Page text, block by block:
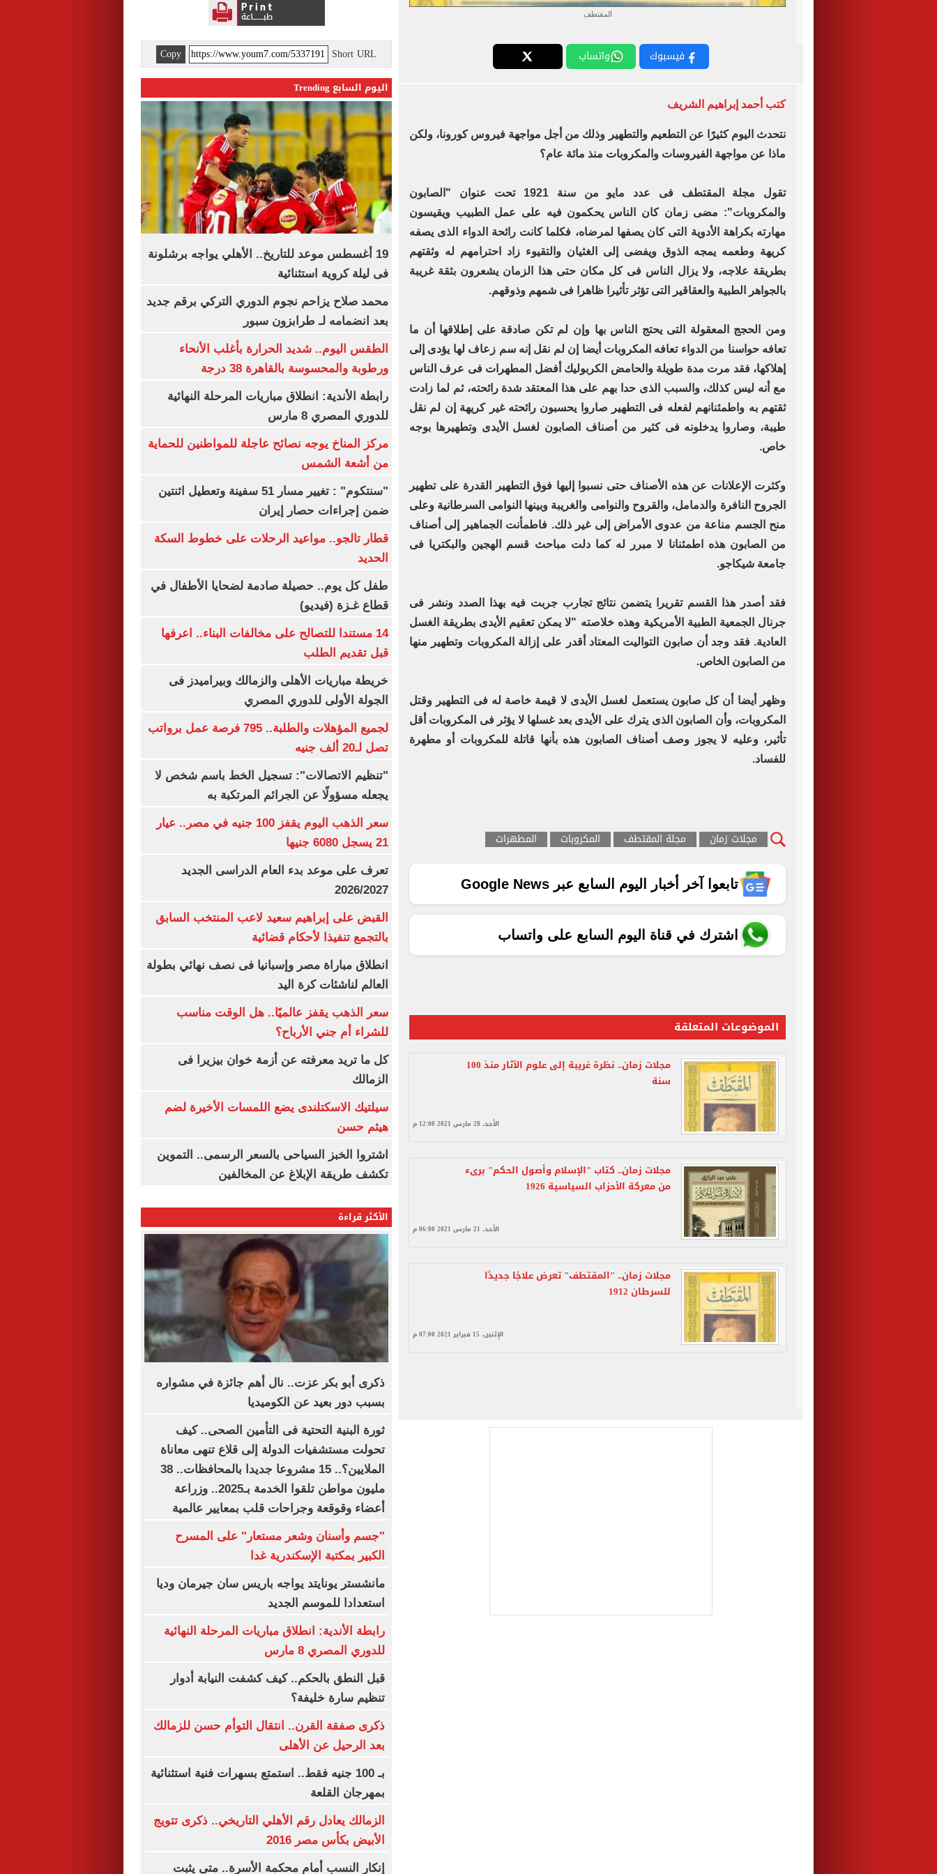
المقتطف
فيسبوك واتساب
كتب أحمد إبراهيم الشريف
نتحدث اليوم كثيرًا عن التطعيم والتطهير وذلك من أجل مواجهة فيروس كورونا، ولكن
ماذا عن مواجهة الفيروسات والمكروبات منذ مائة عام؟
تقول مجلة المقتطف فى عدد مايو من سنة 1921 تحت عنوان "الصابون
والمكروبات": مضى زمان كان الناس يحكمون فيه على عمل الطبيب ويقيسون
مهارته بكراهة الأدوية التى كان يصفها لمرضاه، فكلما كانت رائحة الدواء الذى يصفه
كريهة وطعمه يمجه الذوق ويفضى إلى الغثيان والتقيوء زاد احترامهم له وثقتهم
بطريقة علاجه، ولا يزال الناس فى كل مكان حتى هذا الزمان يشعرون بثقة غريبة
بالجواهر الطبية والعقاقير التى تؤثر تأثيرا ظاهرا فى شمهم وذوقهم.
ومن الحجج المعقولة التى يحتج الناس بها وإن لم تكن صادقة على إطلاقها أن ما
تعافه حواسنا من الدواء تعافه المكروبات أيضا إن لم نقل إنه سم زعاف لها يؤدى إلى
إهلاكها، فقد مرت مدة طويلة والحامض الكربوليك أفضل المطهرات فى عرف الناس
مع أنه ليس كذلك، والسبب الذى حدا بهم على هذا المعتقد شدة رائحته، ثم لما زادت
ثقتهم به واطمئنانهم لفعله فى التطهير صاروا يحسبون رائحته غير كريهة إن لم نقل
طيبة، وصاروا يدخلونه فى كثير من أصناف الصابون لغسل الأيدى وتطهيرها بوجه
خاص.
وكثرت الإعلانات عن هذه الأصناف حتى نسبوا إليها فوق التطهير القدرة على تطهير
الجروح النافرة والدمامل، والقروح والنوامى والغريبة وبينها النوامى السرطانية وعلى
منح الجسم مناعة من عدوى الأمراض إلى غير ذلك. فاطمأنت الجماهير إلى أصناف
من الصابون هذه اطمئنانا لا مبرر له كما دلت مباحث قسم الهجين والبكتريا فى
جامعة شيكاجو.
فقد أصدر هذا القسم تقريرا يتضمن نتائج تجارب جربت فيه بهذا الصدد ونشر فى
جرنال الجمعية الطبية الأمريكية وهذه خلاصته "لا يمكن تعقيم الأيدى بطريقة الغسل
العادية. فقد وجد أن صابون التواليت المعتاد أقدر على إزالة المكروبات وتطهير منها
من الصابون الخاص.
وظهر أيضا أن كل صابون يستعمل لغسل الأيدى لا قيمة خاصة له فى التطهير وقتل
المكروبات، وأن الصابون الذى يترك على الأيدى بعد غسلها لا يؤثر فى المكروبات أقل
تأثير، وعليه لا يجوز وصف أصناف الصابون هذه بأنها قاتلة للمكروبات أو مطهرة
للفساد.
مجلات زمان مجلة المقتطف المكروبات المطهرات
تابعوا آخر أخبار اليوم السابع عبر Google News
اشترك في قناة اليوم السابع على واتساب
الموضوعات المتعلقة
مجلات زمان.. نظرة غريبة إلى علوم الآثار منذ 100
سنة
الأحد، 28 مارس 2021 12:00 م
مجلات زمان.. كتاب "الإسلام وأصول الحكم" برىء
من معركة الأحزاب السياسية 1926
الأحد، 21 مارس 2021 06:00 م
مجلات زمان.. "المقتطف" تعرض علاجًا جديدًا
للسرطان 1912
الإثنين، 15 فبراير 2021 07:00 م
Short URL
Copy
اليوم السابع Trending
19 أغسطس موعد للتاريخ.. الأهلي يواجه برشلونة
فى ليلة كروية استثنائية
محمد صلاح يزاحم نجوم الدوري التركي برقم جديد
بعد انضمامه لـ طرابزون سبور
الطقس اليوم.. شديد الحرارة بأغلب الأنحاء
ورطوبة والمحسوسة بالقاهرة 38 درجة
رابطة الأندية: انطلاق مباريات المرحلة النهائية
للدوري المصري 8 مارس
مركز المناخ يوجه نصائح عاجلة للمواطنين للحماية
من أشعة الشمس
"سنتكوم" : تغيير مسار 51 سفينة وتعطيل اثنتين
ضمن إجراءات حصار إيران
قطار تالجو.. مواعيد الرحلات على خطوط السكة
الحديد
طفل كل يوم.. حصيلة صادمة لضحايا الأطفال في
قطاع غـزة (فيديو)
14 مستندا للتصالح على مخالفات البناء.. اعرفها
قبل تقديم الطلب
خريطة مباريات الأهلى والزمالك وبيراميدز فى
الجولة الأولى للدوري المصري
لجميع المؤهلات والطلبة.. 795 فرصة عمل برواتب
تصل لـ20 ألف جنيه
"تنظيم الاتصالات": تسجيل الخط باسم شخص لا
يجعله مسؤولًا عن الجرائم المرتكبة به
سعر الذهب اليوم يقفز 100 جنيه في مصر.. عيار
21 يسجل 6080 جنيها
تعرف على موعد بدء العام الدراسى الجديد
2026/2027
القبض على إبراهيم سعيد لاعب المنتخب السابق
بالتجمع تنفيذا لأحكام قضائية
انطلاق مباراة مصر وإسبانيا فى نصف نهائي بطولة
العالم لناشئات كرة اليد
سعر الذهب يقفز عالميًا.. هل الوقت مناسب
للشراء أم جني الأرباح؟
كل ما تريد معرفته عن أزمة خوان بيزيرا فى
الزمالك
سيلتيك الاسكتلندى يضع اللمسات الأخيرة لضم
هيثم حسن
اشتروا الخبز السياحى بالسعر الرسمى.. التموين
تكشف طريقة الإبلاغ عن المخالفين
الأكثر قراءة
ذكرى أبو بكر عزت.. نال أهم جائزة في مشواره
بسبب دور بعيد عن الكوميديا
ثورة البنية التحتية فى التأمين الصحى.. كيف
تحولت مستشفيات الدولة إلى قلاع تنهى معاناة
الملايين؟.. 15 مشروعا جديدا بالمحافظات.. 38
مليون مواطن تلقوا الخدمة بـ2025.. وزراعة
أعضاء وقوقعة وجراحات قلب بمعايير عالمية
"جسم وأسنان وشعر مستعار" على المسرح
الكبير بمكتبة الإسكندرية غدا
مانشستر يونايتد يواجه باريس سان جيرمان وديا
استعدادا للموسم الجديد
رابطة الأندية: انطلاق مباريات المرحلة النهائية
للدوري المصري 8 مارس
قبل النطق بالحكم.. كيف كشفت النيابة أدوار
تنظيم سارة خليفة؟
ذكرى صفقة القرن.. انتقال التوأم حسن للزمالك
بعد الرحيل عن الأهلى
بـ 100 جنيه فقط.. استمتع بسهرات فنية استثنائية
بمهرجان القلعة
الزمالك يعادل رقم الأهلي التاريخي.. ذكرى تتويج
الأبيض بكأس مصر 2016
إنكار النسب أمام محكمة الأسرة.. متى يثبت